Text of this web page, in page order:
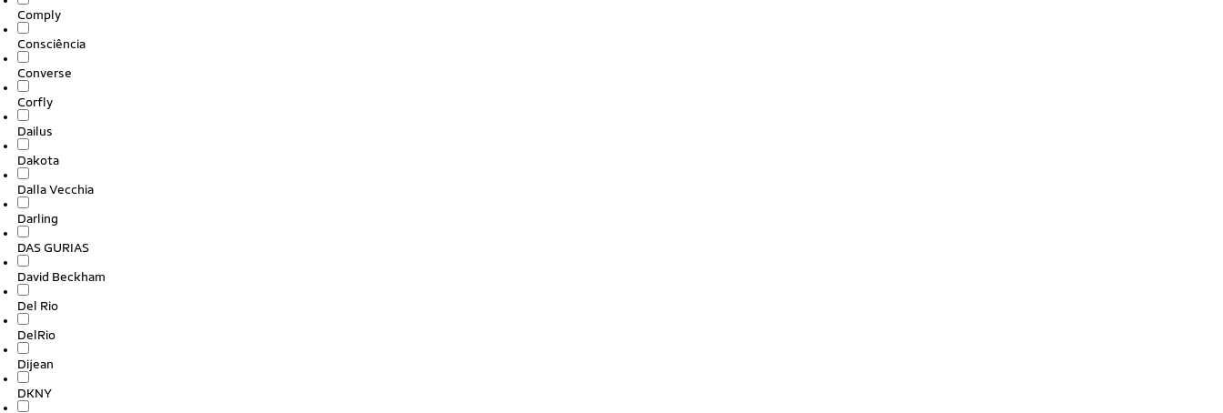
Comply
Consciência
Converse
Corfly
Dailus
Dakota
Dalla Vecchia
Darling
DAS GURIAS
David Beckham
Del Rio
DelRio
Dijean
DKNY